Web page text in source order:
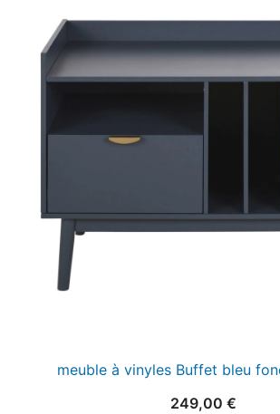
meuble à vinyles Buffet bleu
249,00 €